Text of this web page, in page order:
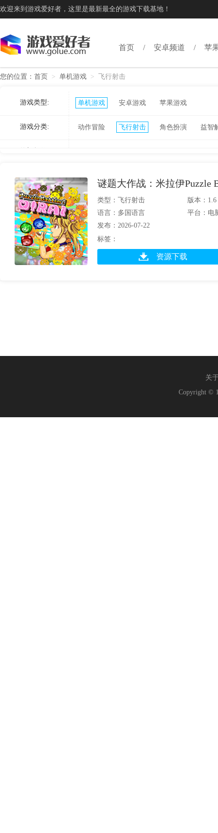
欢迎来到游戏爱好者，这里是最新最全的游戏下载基地！
首页 安卓频道 苹
您的位置： 首页 > 单机游戏 > 飞行射击
游戏类型: 单机游戏 安卓游戏 苹果游戏
游戏分类: 动作冒险 飞行射击 角色扮演 益智
谜题大作战：米拉伊Puzzle
类型：飞行射击
版本：1.6
语言：多国语言
平台：电
发布：2026-07-22
标签：
资源下载
关
Copyright ©